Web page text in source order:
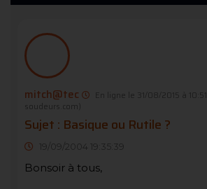
mitch@tec En ligne le 31/08/2015 à 10:51
soudeurs.com)
Sujet : Basique ou Rutile ?
19/09/2004 19:35:39
Bonsoir à tous,